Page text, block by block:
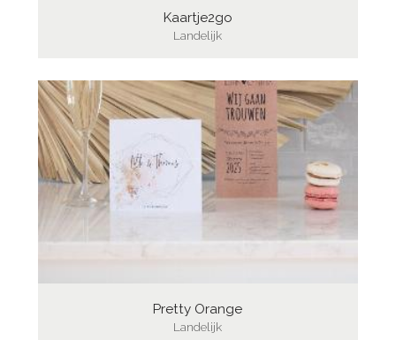
Kaartje2go
Landelijk
Pretty Orange
Landelijk